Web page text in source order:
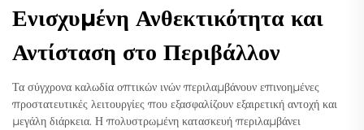
Ενισχυμένη Ανθεκτικότητα και
Αντίσταση στο Περιβάλλον
Τα σύγχρονα καλωδία οπτικών ινών περιλαμβάνουν επινοημένες
προστατευτικές λειτουργίες που εξασφαλίζουν εξαιρετική αντοχή και
μεγάλη διάρκεια. Η πολυστρωμένη κατασκευή περιλαμβάνει